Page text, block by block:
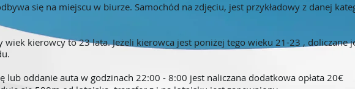
się na miejscu w biurze. Samochód na zdjęciu, jest przykładowy z danej
wiek kierowcy to 23 lata. Jeżeli kierowca jest poniżej tego wieku 21-23 , doliczane
lub oddanie auta w godzinach 22:00 - 8:00 jest naliczana dodatkowa opłata 20€